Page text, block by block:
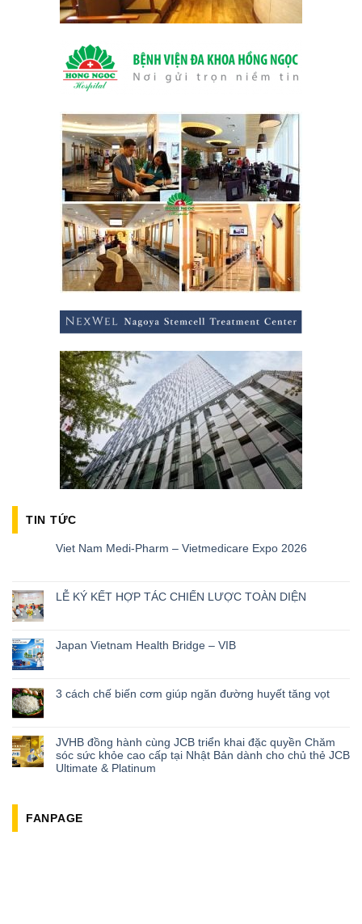
TIN TỨC
Viet Nam Medi-Pharm – Vietmedicare Expo 2026
LỄ KÝ KẾT HỢP TÁC CHIẾN LƯỢC TOÀN DIỆN
Japan Vietnam Health Bridge – VIB
3 cách chế biến cơm giúp ngăn đường huyết tăng vọt
JVHB đồng hành cùng JCB triển khai đặc quyền Chăm
sóc sức khỏe cao cấp tại Nhật Bản dành cho chủ thẻ JCB
Ultimate & Platinum
FANPAGE